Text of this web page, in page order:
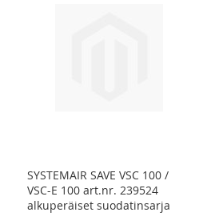
SYSTEMAIR SAVE VSC 100 /
VSC-E 100 art.nr. 239524
alkuperäiset suodatinsarja